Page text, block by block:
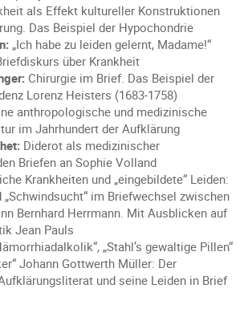
als Effekt kultureller Konstruktionen
Das Beispiel der Hypochondrie
„Ich habe zu leiden gelernt, Madame!“
über Krankheit
Chirurgie im Brief. Das Beispiel der
Lorenz Heisters (1683-1758)
anthropologische und medizinische
im Jahrhundert der Aufklärung
Diderot als medizinischer
Briefen an Sophie Volland
Krankheiten und „eingebildete“ Leiden:
„Schwindsucht“ im Briefwechsel zwischen
Bernhard Herrmann. Mit Ausblicken auf
Jean Pauls
„Stahl’s gewaltige Pillen“
Johann Gottwerth Müller: Der
und seine Leiden in Brief